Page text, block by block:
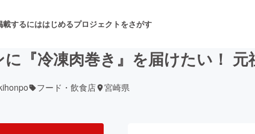
載するにははじめるプロジェクトをさがす
『冷凍肉巻き』を届けたい！
フード・飲食店 宮崎県